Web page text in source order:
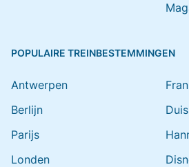
POPULAIRE TREINBESTEMMINGEN
Antwerpen
Berlijn
Parijs
Londen